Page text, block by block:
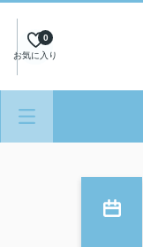
お気に入り
0